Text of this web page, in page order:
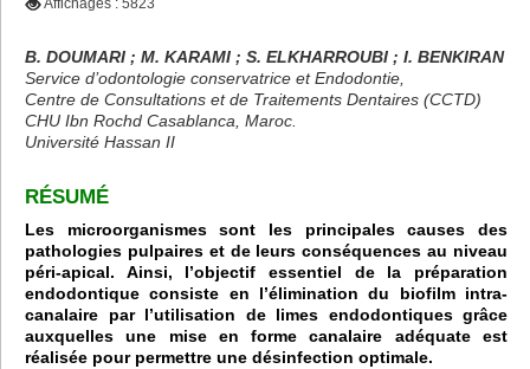
B. DOUMARI ; M. KARAMI ; S. ELKHARROUBI ; I. BENKIRAN
Service d’odontologie conservatrice et Endodontie,
Centre de Consultations et de Traitements Dentaires (CCTD)
CHU Ibn Rochd Casablanca, Maroc.
Université Hassan II
RÉSUMÉ
Les microorganismes sont les principales causes des
pathologies pulpaires et de leurs conséquences au niveau
péri-apical. Ainsi, l’objectif essentiel de la préparation
endodontique consiste en l’élimination du biofilm intra-
canalaire par l’utilisation de limes endodontiques grâce
auxquelles une mise en forme canalaire adéquate est
réalisée pour permettre une désinfection optimale.